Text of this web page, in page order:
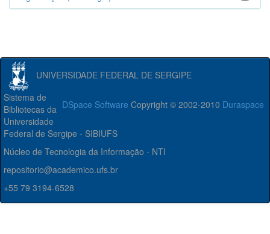
UNIVERSIDADE FEDERAL DE SERGIPE
DSpace Software Copyright © 2002-2010 Duraspace
Sistema de
Bibliotecas da
Universidade
Federal de Sergipe - SIBIUFS
Núcleo de Tecnologia da Informação - NTI
repositorio@academico.ufs.br
+55 79 3194-6528